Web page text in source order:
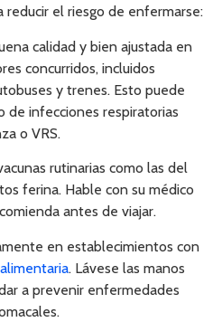
reducir el riesgo de enfermarse:
calidad y bien ajustada en
concurridos, incluidos
y trenes. Esto puede
de infecciones respiratorias
o VRS.
rutinarias como las del
ferina. Hable con su médico
antes de viajar.
en establecimientos con
. Lávese las manos
a prevenir enfermedades